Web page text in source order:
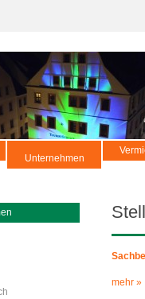
Unternehmen
mehr »